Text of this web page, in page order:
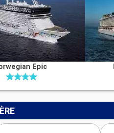
Epic